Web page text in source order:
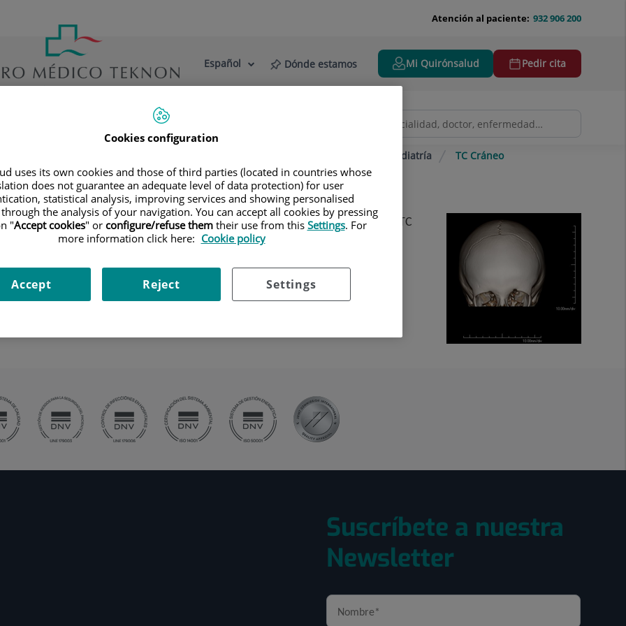
932 906 200
Atención al paciente:
Selector
de
Idioma
Activo
Español Dónde estamos Mi Quirónsalud Pedir cita
Blog
Pediatría TC Cráneo
cráneo de alta definición anatómica mediante el empleo de un equipo de TC
de tumores, traumatismo craneal.
Suscríbete a nuestra
Newsletter
Cookies configuration
uses its own cookies and those of third parties (located in countries whose
does not guarantee an adequate level of data protection) for user
statistical analysis, improving services and showing personalised
the analysis of your navigation. You can accept all cookies by pressing
"Accept cookies" or configure/refuse themtheir use from this Settings. For
more information click here: Cookie policy
Settings
Reject
Accept